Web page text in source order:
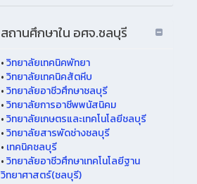
สถานศึกษาใน อศจ.ชลบุรี
•วิทยาลัยเทคนิคพัทยา
•วิทยาลัยเทคนิคสัตหีบ
•วิทยาลัยอาชีวศึกษาชลบุรี
•วิทยาลัยการอาชีพพนัสนิคม
•วิทยาลัยเกษตรและเทคโนโลยีชลบุรี
•วิทยาลัยสารพัดช่างชลบุรี
• เทคนิคชลบุรี
•วิทยาลัยอาชีวศึกษาเทคโนโลยีฐาน
วิทยาศาสตร์(ชลบุรี)